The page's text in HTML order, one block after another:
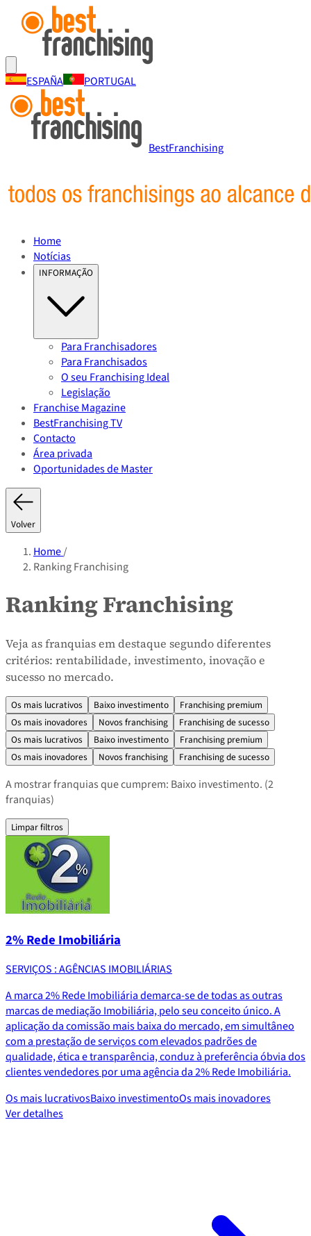
ESPAÑA PORTUGAL
BestFranchising
Home
Notícias
INFORMAÇÃO
Para Franchisadores
Para Franchisados
O seu Franchising Ideal
Legislação
Franchise Magazine
BestFranchising TV
Contacto
Área privada
Oportunidades de Master
Volver
Home/
Ranking Franchising
Ranking Franchising
Veja as franquias em destaque segundo diferentes
critérios: rentabilidade, investimento, inovação e
sucesso no mercado.
Os mais lucrativos Baixo investimento
Franchising premium
Os mais inovadores
Novos franchising
Franchising de sucesso
Os mais lucrativos
Baixo investimento
Franchising premium
Os mais inovadores
Novos franchising Franchising de sucesso
A mostrar franquias que cumprem: Baixo investimento. (2
franquias)
Limpar filtros
2% Rede Imobiliária
SERVIÇOS : AGÊNCIAS IMOBILIÁRIAS
A marca 2% Rede Imobiliária demarca-se de todas as outras
marcas de mediação Imobiliária, pelo seu conceito único. A
aplicação da comissão mais baixa do mercado, em simultâneo
com a prestação de serviços com elevados padrões de
qualidade, ética e transparência, conduz à preferência óbvia dos
clientes vendedores por uma agência da 2% Rede Imobiliária.
Os mais lucrativosBaixo investimentoOs mais inovadores
Ver detalhes